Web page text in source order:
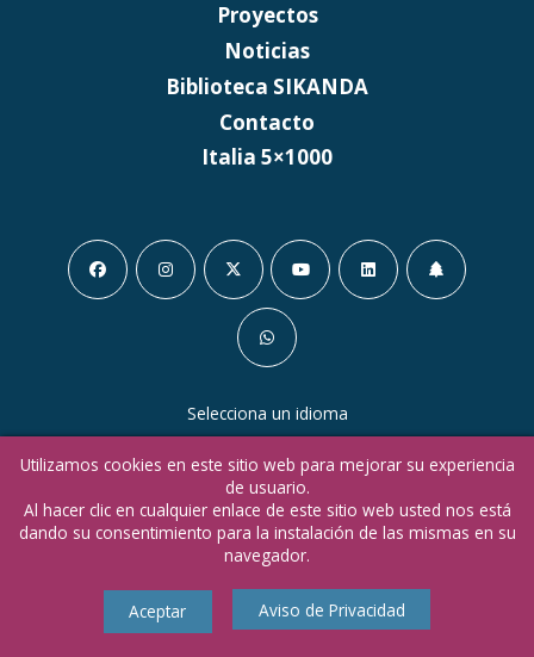
Proyectos
Noticias
Biblioteca SIKANDA
Contacto
Italia 5×1000
Selecciona un idioma
en it
Copyright 2021 © SIKANDA – Aviso de Privacidad
Ética–Estatutos
Utilizamos cookies en este sitio web para mejorar su experiencia
de usuario.
Al hacer clic en cualquier enlace de este sitio web usted nos está
dando su consentimiento para la instalación de las mismas en su
navegador.
Aceptar Aviso de Privacidad